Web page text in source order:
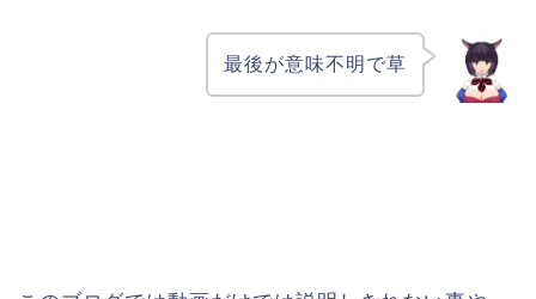
最後が意味不明で草